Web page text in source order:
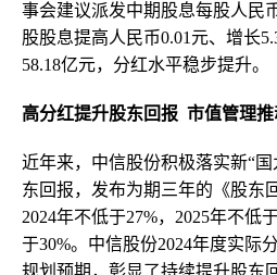
事会建议派发中期股息每股人民
股股息提高人民币0.01元、增长
58.18亿元，分红水平稳步提升。
高分红提升股东回报 市值管理推
近年来，中信股份积极落实新“
东回报，发布为期三年的《股东
2024年不低于27%，2025年不低
于30%。中信股份2024年度实际
规划预期，彰显了持续提升股东